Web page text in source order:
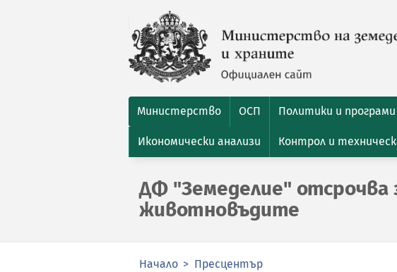
Министерство ОСП Политики и програми
Икономически анализи Контрол и
ДФ "Земеделие" отсрочва
животновъдите
Начало Пресцентър